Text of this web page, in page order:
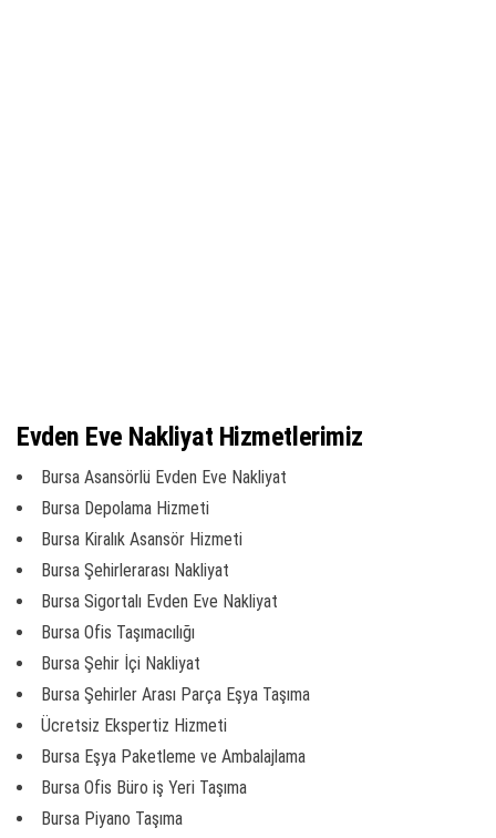
Evden Eve Nakliyat Hizmetlerimiz
Bursa Asansörlü Evden Eve Nakliyat
Bursa Depolama Hizmeti
Bursa Kiralık Asansör Hizmeti
Bursa Şehirlerarası Nakliyat
Bursa Sigortalı Evden Eve Nakliyat
Bursa Ofis Taşımacılığı
Bursa Şehir İçi Nakliyat
Bursa Şehirler Arası Parça Eşya Taşıma
Ücretsiz Ekspertiz Hizmeti
Bursa Eşya Paketleme ve Ambalajlama
Bursa Ofis Büro iş Yeri Taşıma
Bursa Piyano Taşıma